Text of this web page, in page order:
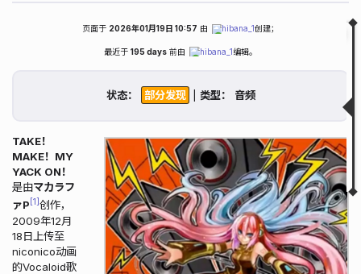
歌词
▲ ▼
页面于 2026年01月19日 10:57 由 hibana_1创建；
最近于195 days 前由 hibana_1编辑。
状态： 类型：
TAKE！
MAKE！MY
YACK ON！
是由マカラフ
ァP 1 创作，
2009年12月
18日上传至
niconico动画
的Vocaloid歌